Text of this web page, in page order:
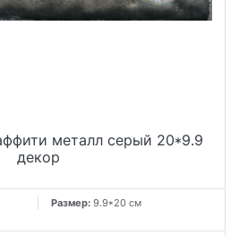
металл серый 20*9.9
декор
Размер: 9.9*20 см